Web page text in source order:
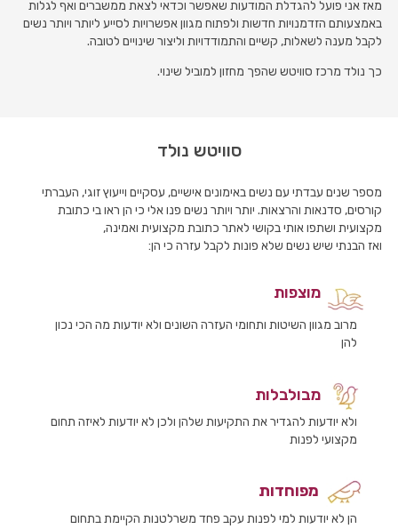
מאז אני פועל להגדלת המודעות שאפשר וכדאי לצאת ממשברים ואף לגלות
באמצעותם הזדמנויות חדשות ולפתוח מגוון אפשרויות לסייע ליותר ויותר נשים
לקבל מענה לשאלות, קשיים והתמודדויות וליצור שינויים לטובה.
כך נולד מרכז סוויטש שהפך מחזון למוביל שינוי.
סוויטש נולד
מספר שנים עבדתי עם נשים באימונים אישיים, עסקיים וייעוץ זוגי, העברתי
קורסים, סדנאות והרצאות. יותר ויותר נשים פנו אלי כי הן ראו בי כתובת
מקצועית ושתפו אותי בקושי לאתר כתובת מקצועית ואמינה,
ואז הבנתי שיש נשים שלא פונות לקבל עזרה כי הן:
מוצפות
מרוב מגוון השיטות ותחומי העזרה השונים ולא יודעות מה הכי נכון
להן
מבולבלות
ולא יודעות להגדיר את התקיעות שלהן ולכן לא יודעות לאיזה תחום
מקצועי לפנות
מפוחדות
הן לא יודעות למי לפנות עקב פחד משרלטנות הקיימת בתחום